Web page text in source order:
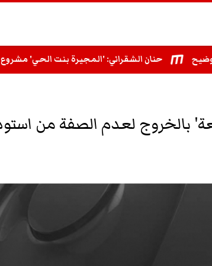
حنان الشقراني: 'المجيرة بنت الحي' مشروع
بالخروج لعدم الصفة من